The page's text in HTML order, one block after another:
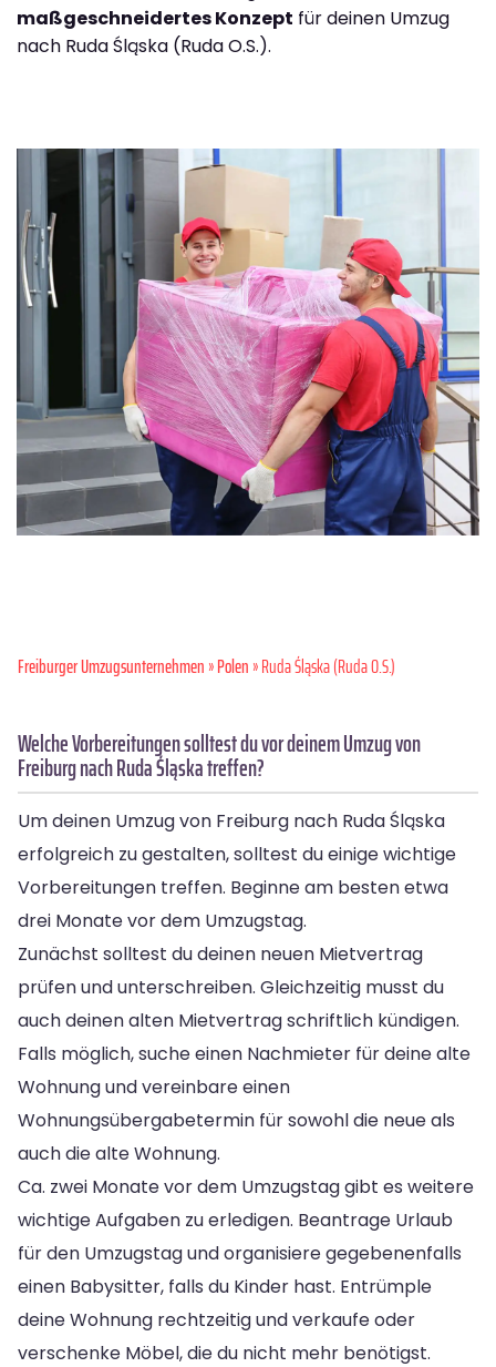
maßgeschneidertes Konzept für deinen Umzug
nach Ruda Śląska (Ruda O.S.).
Freiburger Umzugsunternehmen»Polen» Ruda Śląska (Ruda O.S.)
Welche Vorbereitungen solltest du vor deinem Umzug von
Freiburg nach Ruda Śląska treffen?
Um deinen Umzug von Freiburg nach Ruda Śląska
erfolgreich zu gestalten, solltest du einige wichtige
Vorbereitungen treffen. Beginne am besten etwa
drei Monate vor dem Umzugstag.
Zunächst solltest du deinen neuen Mietvertrag
prüfen und unterschreiben. Gleichzeitig musst du
auch deinen alten Mietvertrag schriftlich kündigen.
Falls möglich, suche einen Nachmieter für deine alte
Wohnung und vereinbare einen
Wohnungsübergabetermin für sowohl die neue als
auch die alte Wohnung.
Ca. zwei Monate vor dem Umzugstag gibt es weitere
wichtige Aufgaben zu erledigen. Beantrage Urlaub
für den Umzugstag und organisiere gegebenenfalls
einen Babysitter, falls du Kinder hast. Entrümple
deine Wohnung rechtzeitig und verkaufe oder
verschenke Möbel, die du nicht mehr benötigst.